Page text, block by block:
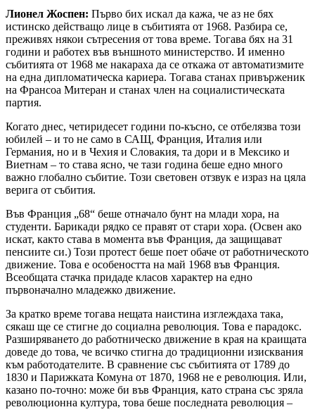
Лионел Жоспен: Първо бих искал да кажа, че аз не бях
истинско действащо лице в събитията от 1968. Разбира се,
преживях някои сътресения от това време. Тогава бях на 31
години и работех във външното министерство. И именно
събитията от 1968 ме накараха да се откажа от автоматизмите
на една дипломатическа кариера. Тогава станах привърженик
на Франсоа Митеран и станах член на социалистическата
партия.
Когато днес, четиридесет години по-късно, се отбелязва този
юбилей – и то не само в САЩ, Франция, Италия или
Германия, но и в Чехия и Словакия, та дори и в Мексико и
Виетнам – то става ясно, че тази година беше едно много
важно глобално събитие. Този световен отзвук е израз на цяла
верига от събития.
Във Франция „68“ беше отначало бунт на млади хора, на
студенти. Барикади рядко се правят от стари хора. (Освен ако
искат, както става в момента във Франция, да защищават
пенсиите си.) Този протест беше поет обаче от работническото
движение. Това е особеността на май 1968 във Франция.
Всеобщата стачка придаде класов характер на едно
първоначално младежко движение.
За кратко време тогава нещата наистина изглеждаха така,
сякаш ще се стигне до социална революция. Това е парадокс.
Разширяването до работническо движение в края на краищата
доведе до това, че всичко стигна до традиционни изисквания
към работодателите. В сравнение със събитията от 1789 до
1830 и Парижката Комуна от 1870, 1968 не е революция. Или,
казано по-точно: може би във Франция, като страна със зряла
революционна култура, това беше последната революция –